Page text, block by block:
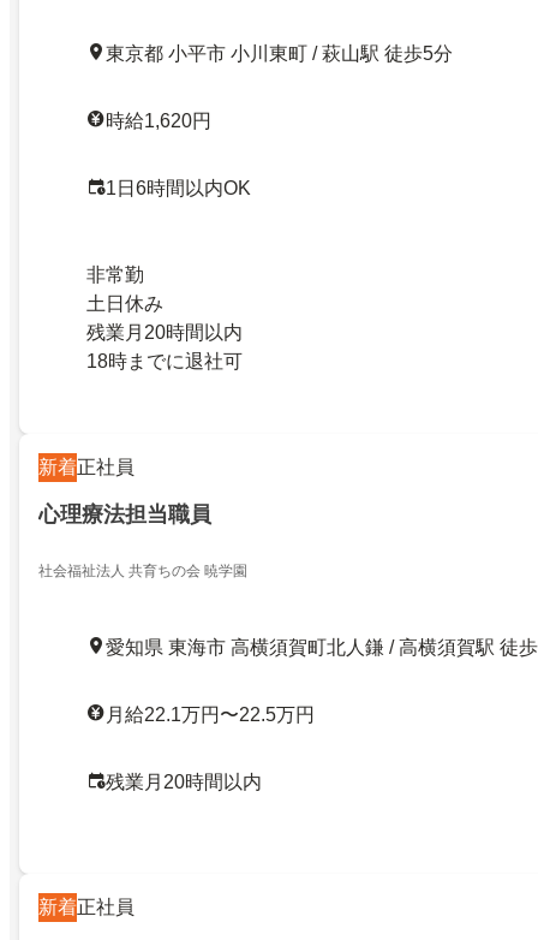
東京都 小平市 小川東町 / 萩山駅 徒歩5分
時給1,620円
1日6時間以内OK
非常勤
土日休み
残業月20時間以内
18時までに退社可
新着正社員
心理療法担当職員
社会福祉法人 共育ちの会 暁学園
愛知県 東海市 高横須賀町北人鎌 / 高横須賀駅 徒
月給22.1万円〜22.5万円
残業月20時間以内
新着正社員